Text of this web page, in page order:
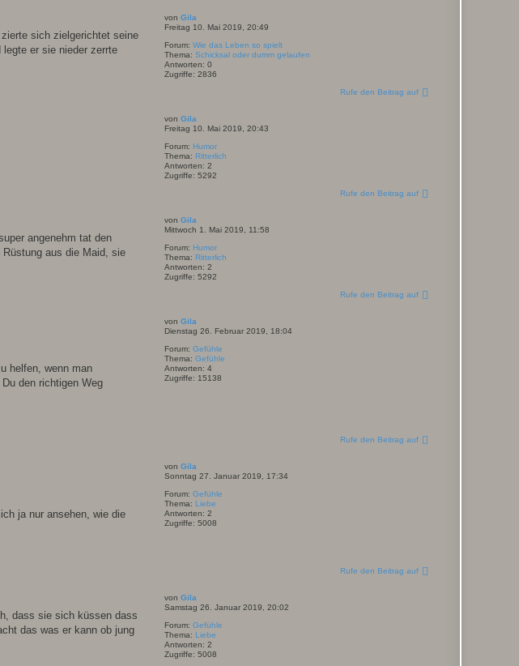
vonGila
Freitag 10. Mai 2019, 20:49
Forum:Wie das Leben so spielt
Thema:Schicksal oder dumm gelaufen
Antworten:0
Zugriffe:2836
sich zielgerichtet seine
er sie nieder zerrte
Rufe den Beitrag auf
vonGila
Freitag 10. Mai 2019, 20:43
Forum: Humor
Thema: Ritterlich
Antworten:2
Zugriffe:5292
Rufe den Beitrag auf
vonGila
Mittwoch 1. Mai 2019, 11:58
Forum: Humor
Thema: Ritterlich
Antworten:2
Zugriffe:5292
angenehm tat den
aus die Maid, sie
Rufe den Beitrag auf
vonGila
Dienstag 26. Februar 2019, 18:04
Forum:Gefühle
Thema:Gefühle
Antworten:4
Zugriffe: 15138
helfen, wenn man
den richtigen Weg
Rufe den Beitrag auf
vonGila
Sonntag 27. Januar 2019, 17:34
Forum:Gefühle
Thema: Liebe
Antworten:2
Zugriffe:5008
ja nur ansehen, wie die
Rufe den Beitrag auf
vonGila
Samstag 26. Januar 2019, 20:02
Forum:Gefühle
Thema: Liebe
Antworten:2
Zugriffe:5008
dass sie sich küssen dass
das was er kann ob jung